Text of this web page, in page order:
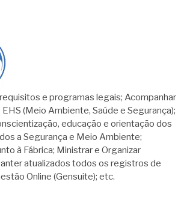
e programas legais; Acompanhar
(Meio Ambiente, Saúde e Segurança);
educação e orientação dos
a Segurança e Meio Ambiente;
à Fábrica; Ministrar e Organizar
atualizados todos os registros de
Online (Gensuite); etc.